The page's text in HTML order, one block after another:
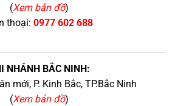
(Xem bản đồ)
thoại: 0977 602 688
NHÁNH BẮC NINH:
mới, P. Kinh Bắc, TP.Bắc Ninh
(Xem bản đồ)